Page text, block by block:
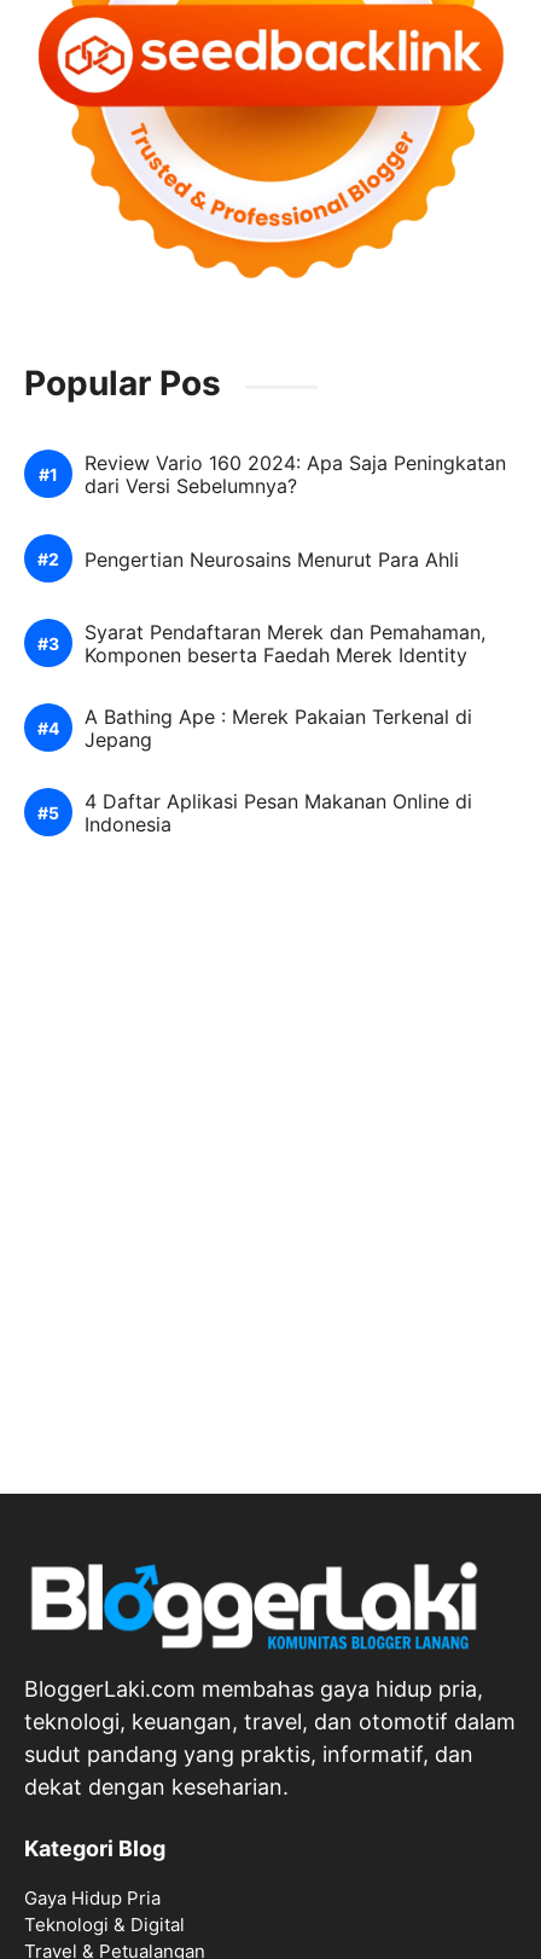
Popular Pos
Review Vario 160 2024: Apa Saja Peningkatan
dari Versi Sebelumnya?
Pengertian Neurosains Menurut Para Ahli
Syarat Pendaftaran Merek dan Pemahaman,
Komponen beserta Faedah Merek Identity
A Bathing Ape : Merek Pakaian Terkenal di
Jepang
4 Daftar Aplikasi Pesan Makanan Online di
Indonesia
BloggerLaki.com membahas gaya hidup pria,
teknologi, keuangan, travel, dan otomotif dalam
sudut pandang yang praktis, informatif, dan
dekat dengan keseharian.
Kategori Blog
Gaya Hidup Pria
Teknologi & Digital
Travel & Petualangan